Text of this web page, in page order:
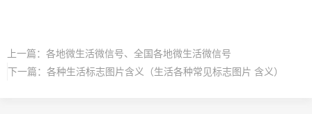
上一篇： 各地微生活微信号、全国各地微生活微信号
下一篇： 各种生活标志图片含义（生活各种常见标志图片 含义）